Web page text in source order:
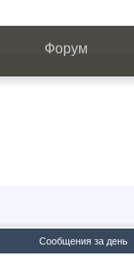
Форум
Сообщения за день